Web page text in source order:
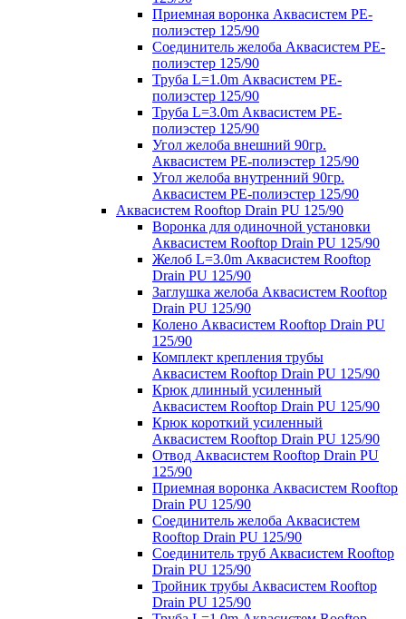
Приемная воронка Аквасистем PE-
полиэстер 125/90
Соединитель желоба Аквасистем PE-
полиэстер 125/90
Труба L=1.0m Аквасистем PE-
полиэстер 125/90
Труба L=3.0m Аквасистем PE-
полиэстер 125/90
Угол желоба внешний 90гр.
Аквасистем PE-полиэстер 125/90
Угол желоба внутренний 90гр.
Аквасистем PE-полиэстер 125/90
Аквасистем Rooftop Drain PU 125/90
Воронка для одиночной установки
Аквасистем Rooftop Drain PU 125/90
Желоб L=3.0m Аквасистем Rooftop
Drain PU 125/90
Заглушка желоба Аквасистем Rooftop
Drain PU 125/90
Колено Аквасистем Rooftop Drain PU
125/90
Комплект крепления трубы
Аквасистем Rooftop Drain PU 125/90
Крюк длинный усиленный
Аквасистем Rooftop Drain PU 125/90
Крюк короткий усиленный
Аквасистем Rooftop Drain PU 125/90
Отвод Аквасистем Rooftop Drain PU
125/90
Приемная воронка Аквасистем Rooftop
Drain PU 125/90
Соединитель желоба Аквасистем
Rooftop Drain PU 125/90
Соединитель труб Аквасистем Rooftop
Drain PU 125/90
Тройник трубы Аквасистем Rooftop
Drain PU 125/90